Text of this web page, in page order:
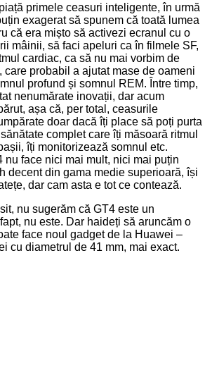
primele ceasuri inteligente, în urmă
exagerat să spunem că toată lumea
că era mișto să activezi ecranul cu o
mâinii, să faci apeluri ca în filmele SF,
cardiac, ca să nu mai vorbim de
care probabil a ajutat mase de oameni
profund și somnul REM. Între timp,
nenumărate inovații, dar acum
așa că, per total, ceasurile
doar dacă îți place să poți purta
complet care îți măsoară ritmul
îți monitorizează somnul etc.
nu face nici mai mult, nici mai puțin
decent din gama medie superioară, își
dar cam asta e tot ce contează.
nu sugerăm că GT4 este un
nu este. Dar haideți să aruncăm o
face noul gadget de la Huawei –
cu diametrul de 41 mm, mai exact.